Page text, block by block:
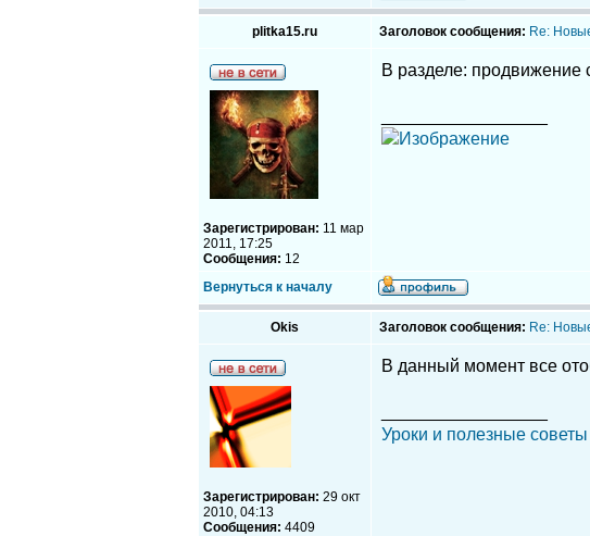
plitka15.ru Заголовок сообщения: Re:
Зарегистрирован: 11 мар
2011, 17:25
Сообщения: 12
В разделе: продвижение
Вернуться к началу
Okis Заголовок сообщения: Re:
Зарегистрирован: 29 окт
2010, 04:13
Сообщения: 4409
В данный момент все
Уроки и полезные